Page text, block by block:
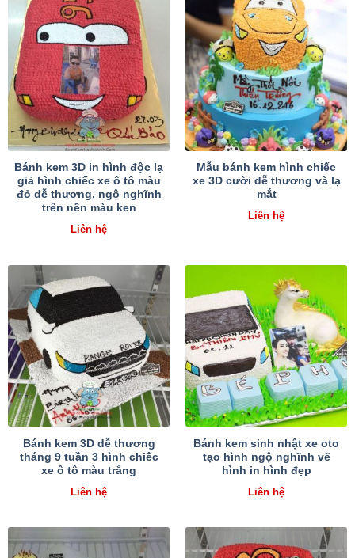
Bánh kem 3D in hình độc lạ
giả hình chiếc xe ô tô màu
đỏ dễ thương, ngộ nghĩnh
trên nền màu ken
Liên hệ
Mẫu bánh kem hình chiếc
xe 3D cười dễ thương và lạ
mắt
Liên hệ
Bánh kem 3D dễ thương
tháng 9 tuần 3 hình chiếc
xe ô tô màu trắng
Liên hệ
Bánh kem sinh nhật xe oto
tạo hình ngộ nghĩnh vẽ
hình in hình đẹp
Liên hệ